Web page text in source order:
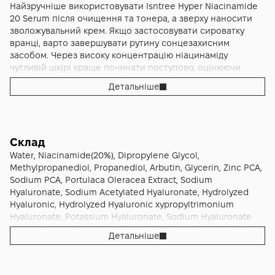
тому Isntree Hyper Niacinamide 20 Serum 20 мл добре
вписується в щоденну рутину, коли хочеться додати
активний освітлювальний догляд, але без важких і щільних
текстур. Формат 20 мл також дуже зручний для
знайомства з продуктом або для тих, хто хоче
протестувати високу концентрацію ніацинаміду без
купівлі більшого об’єму.
обережно, особливо якщо шкіра реактивна. Це вже мій
обережний висновок на основі концентрації активу, а не
пряма цитата бренду.
Найзручніше використовувати Isntree Hyper Niacinamide
20 Serum після очищення та тонера, а зверху наносити
зволожувальний крем. Якщо застосовувати сироватку
вранці, варто завершувати рутину сонцезахисним
засобом. Через високу концентрацію ніацинаміду
чутливій шкірі краще починати поступово, оцінюючи
комфорт і реакцію шкіри. Ця порада про поступове
введення є обережним висновком із концентрації активу,
Детальніше
Склад
Water, Niacinamide(20%), Dipropylene Glycol,
Methylpropanediol, Propanediol, Arbutin, Glycerin, Zinc PCA,
Sodium PCA, Portulaca Oleracea Extract, Sodium
Hyaluronate, Sodium Acetylated Hyaluronate, Hydrolyzed
Hyaluronic, Hydrolyzed Hyaluronic xypropyltrimonium
Hyaluronate, Potassium Hyaluronate, Sodium Hyaluronate
Crosspolymer, Pinus Palustris Leaf Extract, Ulmus Davidiana
Root Extract, Oenothera Biennis (Evening Primrose) Flower
Детальніше